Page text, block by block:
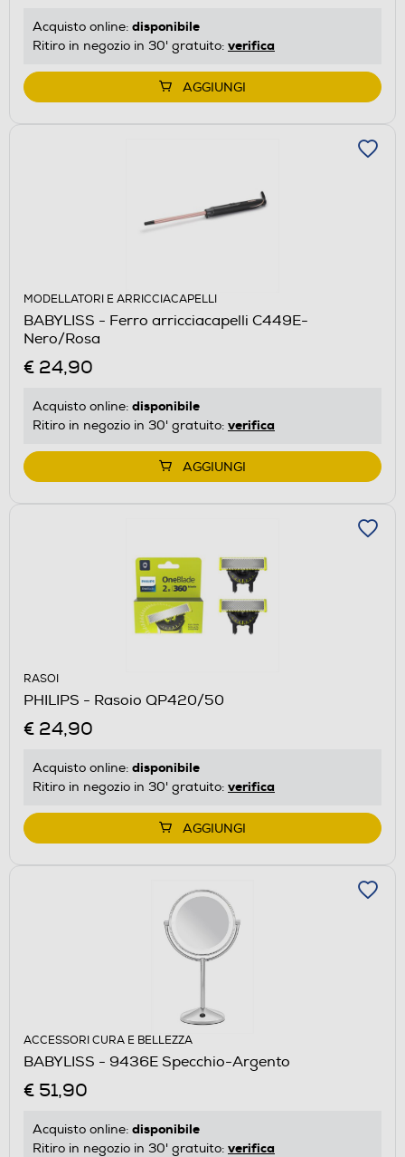
Acquisto online: disponibile
Ritiro in negozio in 30' gratuito: verifica
AGGIUNGI
MODELLATORI E ARRICCIACAPELLI
BABYLISS - Ferro arricciacapelli C449E-
Nero/Rosa
€ 24,90
Acquisto online: disponibile
Ritiro in negozio in 30' gratuito: verifica
AGGIUNGI
RASOI
PHILIPS - Rasoio QP420/50
€ 24,90
Acquisto online: disponibile
Ritiro in negozio in 30' gratuito: verifica
AGGIUNGI
ACCESSORI CURA E BELLEZZA
BABYLISS - 9436E Specchio-Argento
€ 51,90
Acquisto online: disponibile
Ritiro in negozio in 30' gratuito: verifica